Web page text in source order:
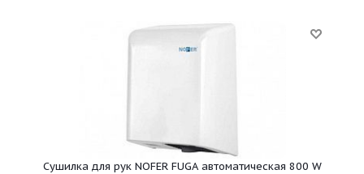
Сушилка для рук NOFER FUGA автоматическая 800 W